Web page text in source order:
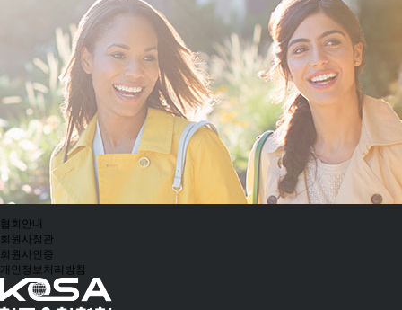
협회안내
회원사정관
회원사인증
개인정보처리방침